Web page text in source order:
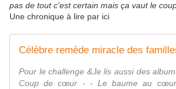
pas de tout c'est certain mais ça vaut le
Une chronique à lire par ici
Pour le challenge &Je lis aussi des
Coup de cœur - - Le baume au cœur,